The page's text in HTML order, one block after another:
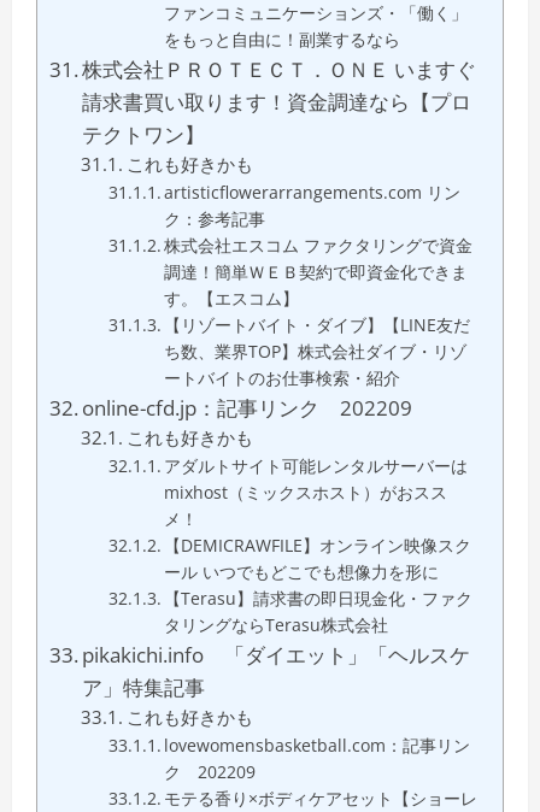
ファンコミュニケーションズ・「働く」
をもっと自由に！副業するなら
株式会社ＰＲＯＴＥＣＴ．ＯＮＥ いますぐ
請求書買い取ります！資金調達なら【プロ
テクトワン】
これも好きかも
artisticflowerarrangements.com リン
ク：参考記事
株式会社エスコム ファクタリングで資金
調達！簡単ＷＥＢ契約で即資金化できま
す。【エスコム】
【リゾートバイト・ダイブ】【LINE友だ
ち数、業界TOP】株式会社ダイブ・リゾ
ートバイトのお仕事検索・紹介
online-cfd.jp：記事リンク 202209
これも好きかも
アダルトサイト可能レンタルサーバーは
mixhost（ミックスホスト）がおスス
メ！
【DEMICRAWFILE】オンライン映像スク
ール いつでもどこでも想像力を形に
【Terasu】請求書の即日現金化・ファク
タリングならTerasu株式会社
pikakichi.info 「ダイエット」「ヘルスケ
ア」特集記事
これも好きかも
lovewomensbasketball.com：記事リン
ク 202209
モテる香り×ボディケアセット【ショーレ